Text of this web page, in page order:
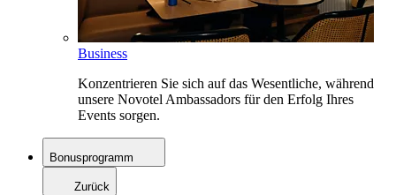
Business
Konzentrieren Sie sich auf das Wesentliche, während
unsere Novotel Ambassadors für den Erfolg Ihres
Events sorgen.
Bonusprogramm
Zurück